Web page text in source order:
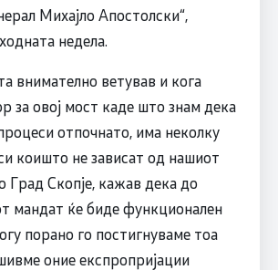
Михајло Апостолски“,
недела.
внимателно ветував и кога
за овој мост каде што знам дека
отпочнато, има неколку
коишто не зависат од нашиот
Град Скопје, кажав дека до
мандат ќе биде функционален
порано го постигнуваме тоа
оние експропријации